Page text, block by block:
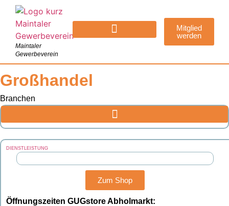
Maintaler
Gewerbeverein
Mitglied
werden
Großhandel
Branchen
DIENSTLEISTUNG
Zum Shop
Öffnungszeiten GUGstore Abholmarkt: